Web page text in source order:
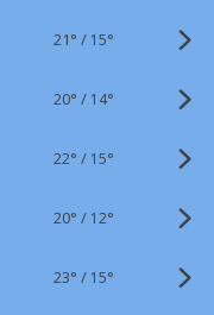
21° / 15°
20° / 14°
22° / 15°
20° / 12°
23° / 15°